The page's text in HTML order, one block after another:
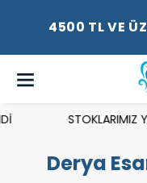
4500 TL VE
STOKLARIMIZ
Derya